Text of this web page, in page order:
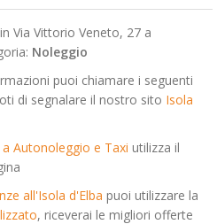
Via Vittorio Veneto, 27 a
Noleggio
puoi chiamare i seguenti
di segnalare il nostro sito Isola
Autonoleggio e Taxi utilizza il
all'Isola d'Elba puoi utilizzare la
, riceverai le migliori offerte